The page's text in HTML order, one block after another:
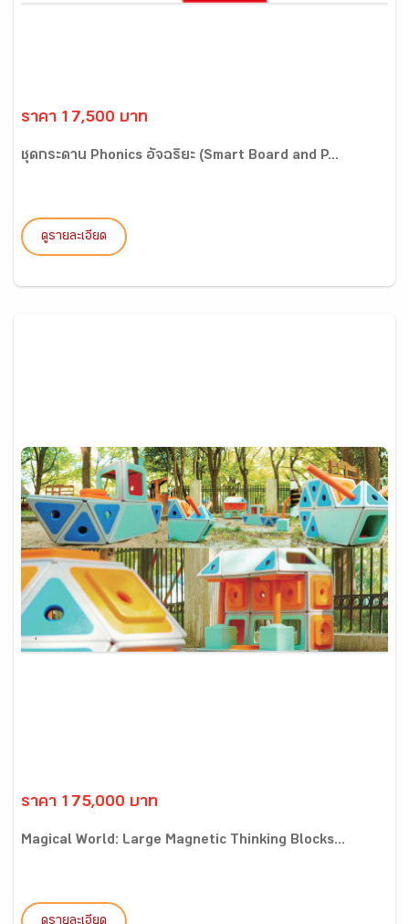
ราคา 17,500 บาท
ชุดกระดาน Phonics อัจฉริยะ (Smart Board and P...
ดูรายละเอียด
ราคา 175,000 บาท
Magical World: Large Magnetic Thinking Blocks...